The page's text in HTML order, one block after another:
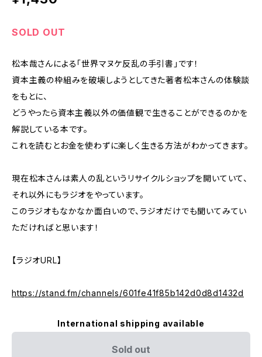
SOLD OUT
松本哉さんによる「世界マヌケ反乱の手引書」です！
資本主義の枠組みを破壊しようとしてきた著者松本さんの体験談
をもとに、
どうやったら資本主義以外の価値観で生きることができるのかを
解説している本です。
これを読むとお金を使わずに楽しく生きる方法がわかってきます。
現在松本さんは素人の乱というリサイクルショップを開いていて、
それ以外にもラジオをやっています。
このラジオもなかなか面白いので、ラジオだけでも聞いてみてい
ただければと思います！
【ラジオURL】
https://stand.fm/channels/601fe41f85b142d0d8d1432d
International shipping available
Sold out